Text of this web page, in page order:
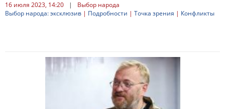
16 июля 2023, 14:20 |
Выбор народа
Выбор народа: эксклюзив | Подробности | Точка зрения | Конфликты